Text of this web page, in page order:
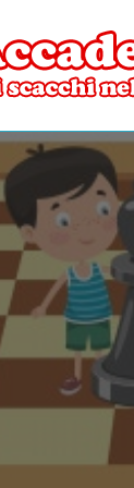
di Milano